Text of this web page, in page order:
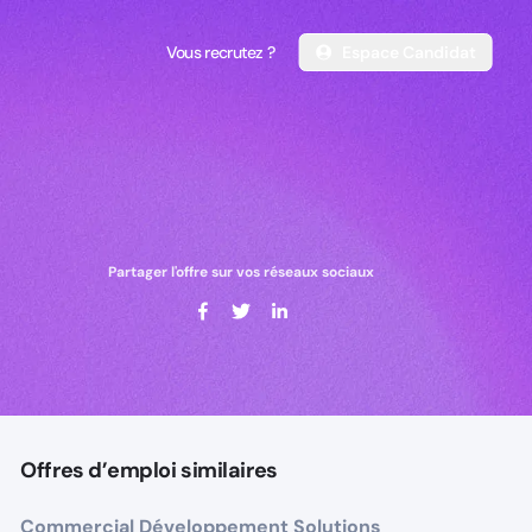
Vous recrutez ?
Vous recrutez ?
Partager l'offre sur vos réseaux sociaux
Offres d’emploi similaires
Commercial Développement Solutions